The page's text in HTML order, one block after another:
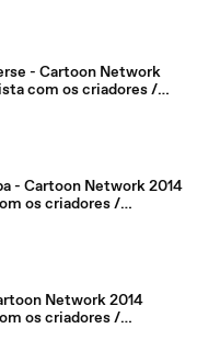
com os criadores /
los creadores)
- Cartoon Network 2014
os criadores /
los creadores)
Network 2014
os criadores /
los creadores)